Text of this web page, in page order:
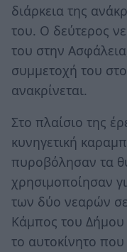
διάρκεια της
του. Ο δεύτερος
του στην
συμμετοχή του
ανακρίνεται.
Στο πλαίσιο της
κυνηγετική
πυροβόλησαν τα
χρησιμοποίησαν
των δύο νεαρών
Κάμπος του Δήμου
το αυτοκίνητο